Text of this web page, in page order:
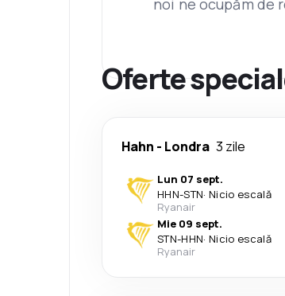
noi ne ocupăm de
Oferte
Hahn - Londra 3 zile
Lun 07 sept.
HHN-STN· Nicio escală
Ryanair
Mie 09 sept.
STN-HHN· Nicio escală
Ryanair